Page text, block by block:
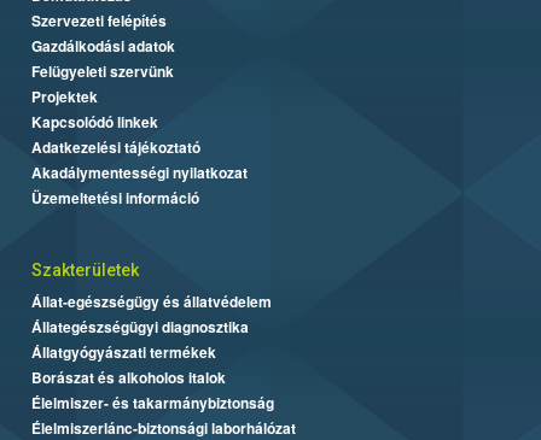
Szervezeti felépítés
Gazdálkodási adatok
Felügyeleti szervünk
Projektek
Kapcsolódó linkek
Adatkezelési tájékoztató
Akadálymentességi nyilatkozat
Üzemeltetési információ
Szakterületek
Állat-egészségügy és állatvédelem
Állategészségügyi diagnosztika
Állatgyógyászati termékek
Borászat és alkoholos italok
Élelmiszer- és takarmánybiztonság
Élelmiszerlánc-biztonsági laborhálózat